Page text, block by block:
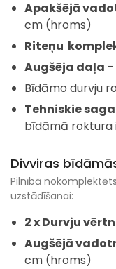
Apakšējā
cm (hroms)
Riteņu
Augšēja daļa -
Bīdāmo durvju
Tehniskie
bīdāmā roktura
Divviras
Pilnībā
uzstādīšanai:
2 x Durvju
Augšējā
cm (hroms)